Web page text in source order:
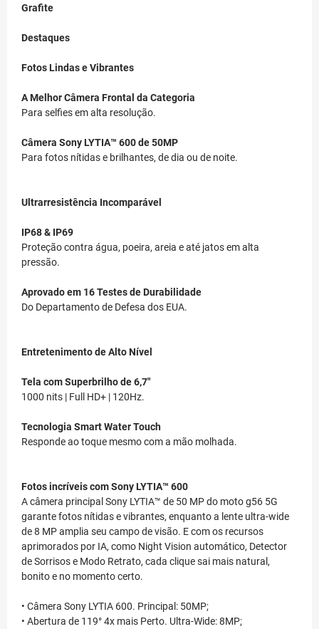
Grafite
Destaques
Fotos Lindas e Vibrantes
A Melhor Câmera Frontal da Categoria
Para selfies em alta resolução.
Câmera Sony LYTIA™ 600 de 50MP
Para fotos nítidas e brilhantes, de dia ou de noite.
Ultrarresistência Incomparável
IP68 & IP69
Proteção contra água, poeira, areia e até jatos em alta
pressão.
Aprovado em 16 Testes de Durabilidade
Do Departamento de Defesa dos EUA.
Entretenimento de Alto Nível
Tela com Superbrilho de 6,7"
1000 nits | Full HD+ | 120Hz.
Tecnologia Smart Water Touch
Responde ao toque mesmo com a mão molhada.
Fotos incríveis com Sony LYTIA™ 600
A câmera principal Sony LYTIA™ de 50 MP do moto g56 5G
garante fotos nítidas e vibrantes, enquanto a lente ultra-wide
de 8 MP amplia seu campo de visão. E com os recursos
aprimorados por IA, como Night Vision automático, Detector
de Sorrisos e Modo Retrato, cada clique sai mais natural,
bonito e no momento certo.
• Câmera Sony LYTIA 600. Principal: 50MP;
• Abertura de 119° 4x mais Perto. Ultra-Wide: 8MP;